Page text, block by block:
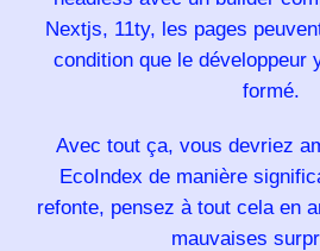
Nextjs, 11ty, les pages
condition que le développeur
formé.
Avec tout ça, vous devriez
EcoIndex de manière
refonte, pensez à tout cela en
mauvaises